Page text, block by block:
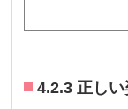
4.2.3 正し